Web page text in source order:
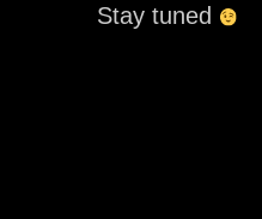
Stay tuned